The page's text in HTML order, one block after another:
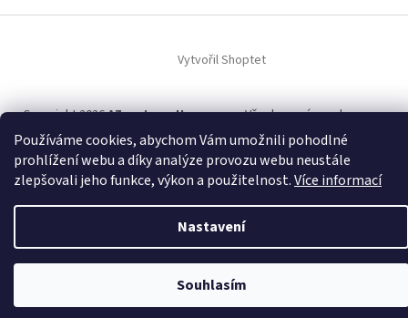
Používáme cookies, abychom Vám umožnili pohodlné
prohlížení webu a díky analýze provozu webu neustále
zlepšovali jeho funkce, výkon a použitelnost.Více informací
Nastavení
Souhlasím
Vytvořil Shoptet
Copyright 2026AZcentrum Husqvarna. Všechna práva vyhrazena.